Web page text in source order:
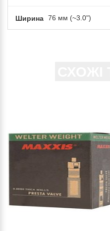
Ширина 76 мм (~3.0")